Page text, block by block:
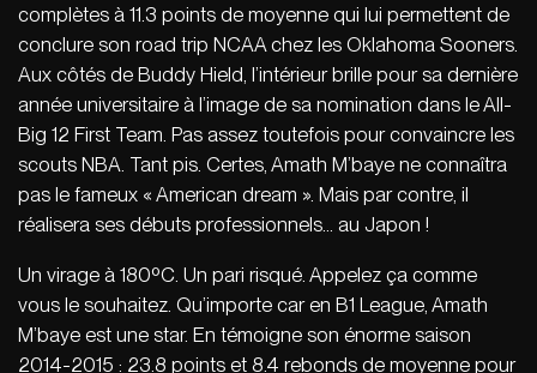
complètes à 11.3 points de moyenne qui lui permettent de
conclure son road trip NCAA chez les Oklahoma Sooners.
Aux côtés de Buddy Hield, l’intérieur brille pour sa dernière
année universitaire à l’image de sa nomination dans le All-
Big 12 First Team. Pas assez toutefois pour convaincre les
scouts NBA. Tant pis. Certes, Amath M’baye ne connaîtra
pas le fameux « American dream ». Mais par contre, il
réalisera ses débuts professionnels… au Japon !
Un virage à 180ºC. Un pari risqué. Appelez ça comme
vous le souhaitez. Qu’importe car en B1 League, Amath
M’baye est une star. En témoigne son énorme saison
2014-2015 : 23.8 points et 8.4 rebonds de moyenne pour